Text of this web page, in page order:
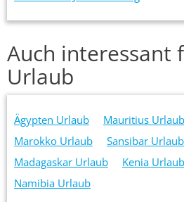
Auch interessant
Urlaub
Ägypten Urlaub Mauritius Urlaub
Marokko Urlaub
Sansibar Urlaub
Madagaskar Urlaub
Kenia Urlaub
Namibia Urlaub